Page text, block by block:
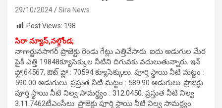
29/10/2024
Sira News
Post Views: 198
సిరా న్యూస్,నల్గోండ;
నాగార్జునసాగర్ ప్రాజెక్టు రెండు గేట్లు ఎత్తివేసారు. ఐదు అడుగుల మేర
పైకి ఎత్తి 19848క్యూసెక్కుల నీటిని దిగువకు వదులుతున్నారు. ఇన్
ఫ్లో,64567, ఔట్ ఫ్లో : 70594 క్యూసెక్కులు. పూర్తి స్థాయి నీటి మట్టం :
590.00 అడుగులు. ప్రస్తుత నీటి మట్టం : 589.90 అడుగులు. ప్రాజెక్టు
పూర్తి స్థాయి నీటి నిల్వ సామర్థ్యం : 312.0450. ప్రస్తుత నీటి నిల్వ
3.11.7462టీఎంసీలు. ప్రాజెక్టు పూర్తి స్థాయి నీటి నిల్వ సామర్థ్యం :